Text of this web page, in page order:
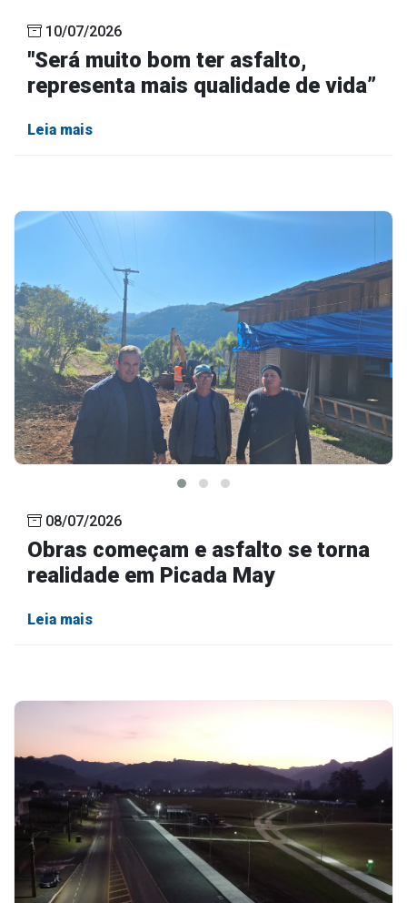
10/07/2026
"Será muito bom ter asfalto,
representa mais qualidade de vida”
Leia mais
08/07/2026
Obras começam e asfalto se torna
realidade em Picada May
Leia mais